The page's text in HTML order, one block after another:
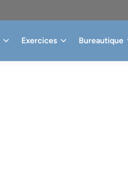
Exercices Bureautique